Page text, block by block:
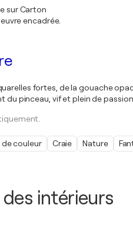
intérieurs
sur Carton
encadrée.
fortes, de la gouache
du pinceau, vif et plein de
de couleur Craie Nature